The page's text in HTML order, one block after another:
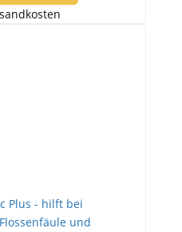
Plus - hilft bei
und